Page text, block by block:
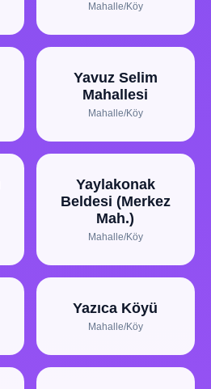
Mahalle/Köy
Yavuz Selim
Mahallesi
Mahalle/Köy
Yaylakonak
Beldesi (Merkez
Mah.)
Mahalle/Köy
Yazıca Köyü
Mahalle/Köy